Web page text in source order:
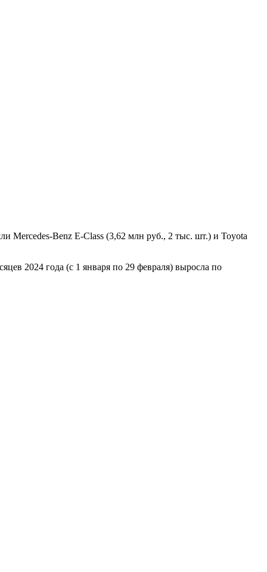
Mercedes-Benz E-Class (3,62 млн руб., 2 тыс. шт.) и Toyota
2024 года (с 1 января по 29 февраля) выросла по